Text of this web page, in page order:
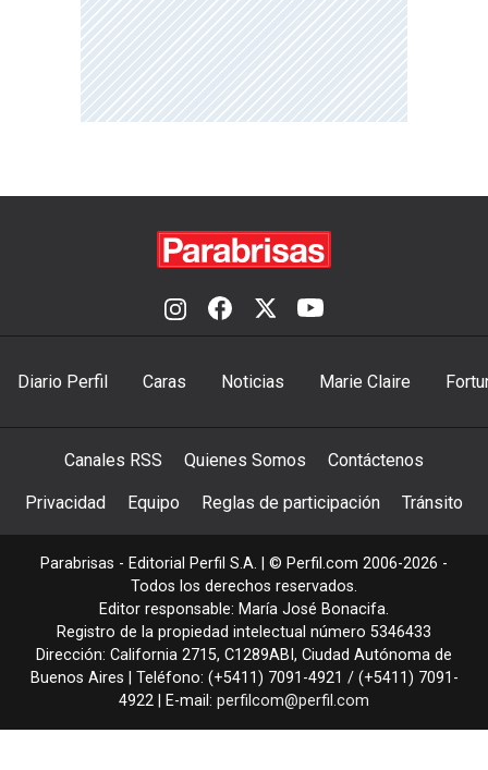
Diario Perfil Caras Noticias Marie Claire
Canales RSS Quienes Somos Contáctenos
Privacidad Equipo Reglas de participación Tránsito
Parabrisas - Editorial Perfil S.A. | © Perfil.com 2006-2026 -
Todos los derechos reservados.
Editor responsable: María José Bonacifa.
Registro de la propiedad intelectual número 5346433
Dirección: California 2715, C1289ABI , Ciudad Autónoma de
Buenos Aires | Teléfono: (+5411) 7091-4921 / (+5411) 7091-
4922 | E-mail: perfilcom@perfil.com